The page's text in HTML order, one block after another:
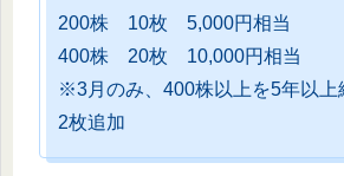
200株 10枚 5,000円相当
400株 20枚 10,000円相当
※3月のみ、400株以上を5年以上
2枚追加